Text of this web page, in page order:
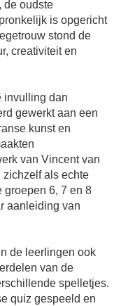
de oudste
is opgericht
stond de
creativiteit en
invulling dan
gewerkt aan een
kunst en
van Vincent van
zichzelf als echte
groepen 6, 7 en 8
aanleiding van
de leerlingen ook
van de
spelletjes.
quiz gespeeld en